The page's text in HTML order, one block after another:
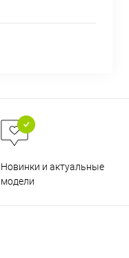
Новинки и актуальные
модели
раз в 2 недели